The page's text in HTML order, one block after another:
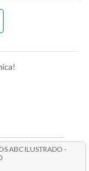
ABC ILUSTRADO -